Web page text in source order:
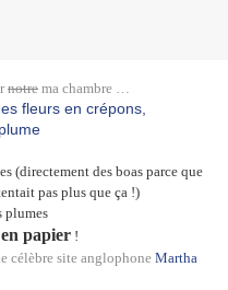
notre ma chambre …
(directement des boas parce que
pas plus que ça !)
plumes
papier !
célèbre site anglophone Martha